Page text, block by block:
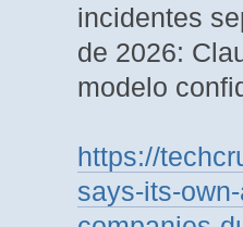
incidentes
de 2026:
modelo
https://
says-its-